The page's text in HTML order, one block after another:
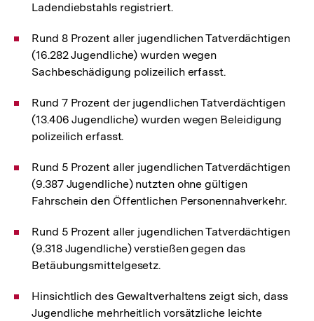
Ladendiebstahls registriert.
Rund 8 Prozent aller jugendlichen Tatverdächtigen
(16.282 Jugendliche) wurden wegen
Sachbeschädigung polizeilich erfasst.
Rund 7 Prozent der jugendlichen Tatverdächtigen
(13.406 Jugendliche) wurden wegen Beleidigung
polizeilich erfasst.
Rund 5 Prozent aller jugendlichen Tatverdächtigen
(9.387 Jugendliche) nutzten ohne gültigen
Fahrschein den Öffentlichen Personennahverkehr.
Rund 5 Prozent aller jugendlichen Tatverdächtigen
(9.318 Jugendliche) verstießen gegen das
Betäubungsmittelgesetz.
Hinsichtlich des Gewaltverhaltens zeigt sich, dass
Jugendliche mehrheitlich vorsätzliche leichte